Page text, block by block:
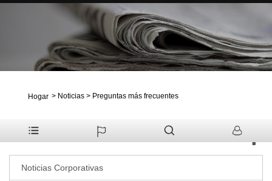
Hogar > Noticias > Preguntas más frecuentes
Noticias Corporativas